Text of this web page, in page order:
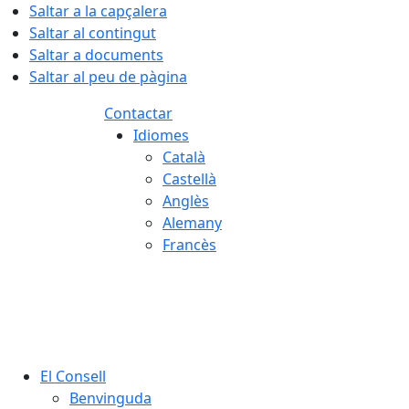
Saltar a la capçalera
Saltar al contingut
Saltar a documents
Saltar al peu de pàgina
Contactar
Idiomes
Català
Castellà
Anglès
Alemany
Francès
El Consell
Benvinguda